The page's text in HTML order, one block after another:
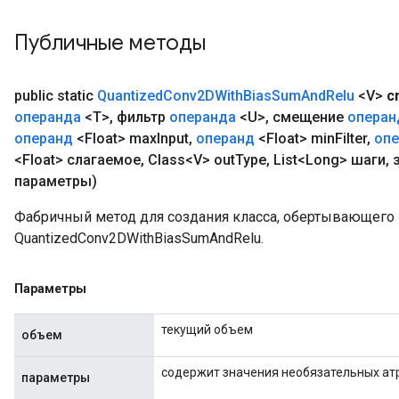
Публичные методы
public static QuantizedConv2DWithBiasSumAndRelu <V>
операнда <T>, фильтр операнда <U>, смещение
операнд <Float> maxInput, операнд <Float> minFilter,
<Float> слагаемое, Class<V> outType, List<Long> шаги,
параметры)
Фабричный метод для создания класса,
QuantizedConv2DWithBiasSumAndRelu.
Параметры
объем текущий объем
параметры содержит значения необязательных